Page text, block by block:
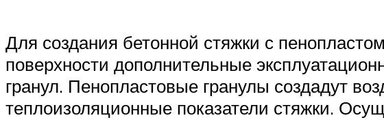
Для создания бетонной стяжки с
поверхности дополнительные
гранул. Пенопластовые гранулы создадут
теплоизоляционные показатели стяжки.